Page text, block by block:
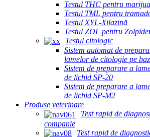
Testul THC pentru
Testul TML pentru
Testul XYL-Xilazină
Testul ZOL pentru
Testul citologic
Sistem automat de
lamelor de citologie pe
Sistem de preparare a
de lichid SP-20
Sistem de preparare a
de lichid SP-M2
Produse veterinare
Test rapid de
companie
Test rapid de